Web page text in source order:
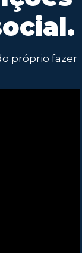
próprio fazer